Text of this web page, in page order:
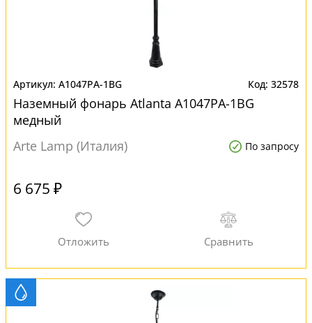
A1047PA-1BG 32578
Наземный фонарь Atlanta A1047PA-1BG
медный
Arte Lamp (Италия)
По запросу
6 675 ₽